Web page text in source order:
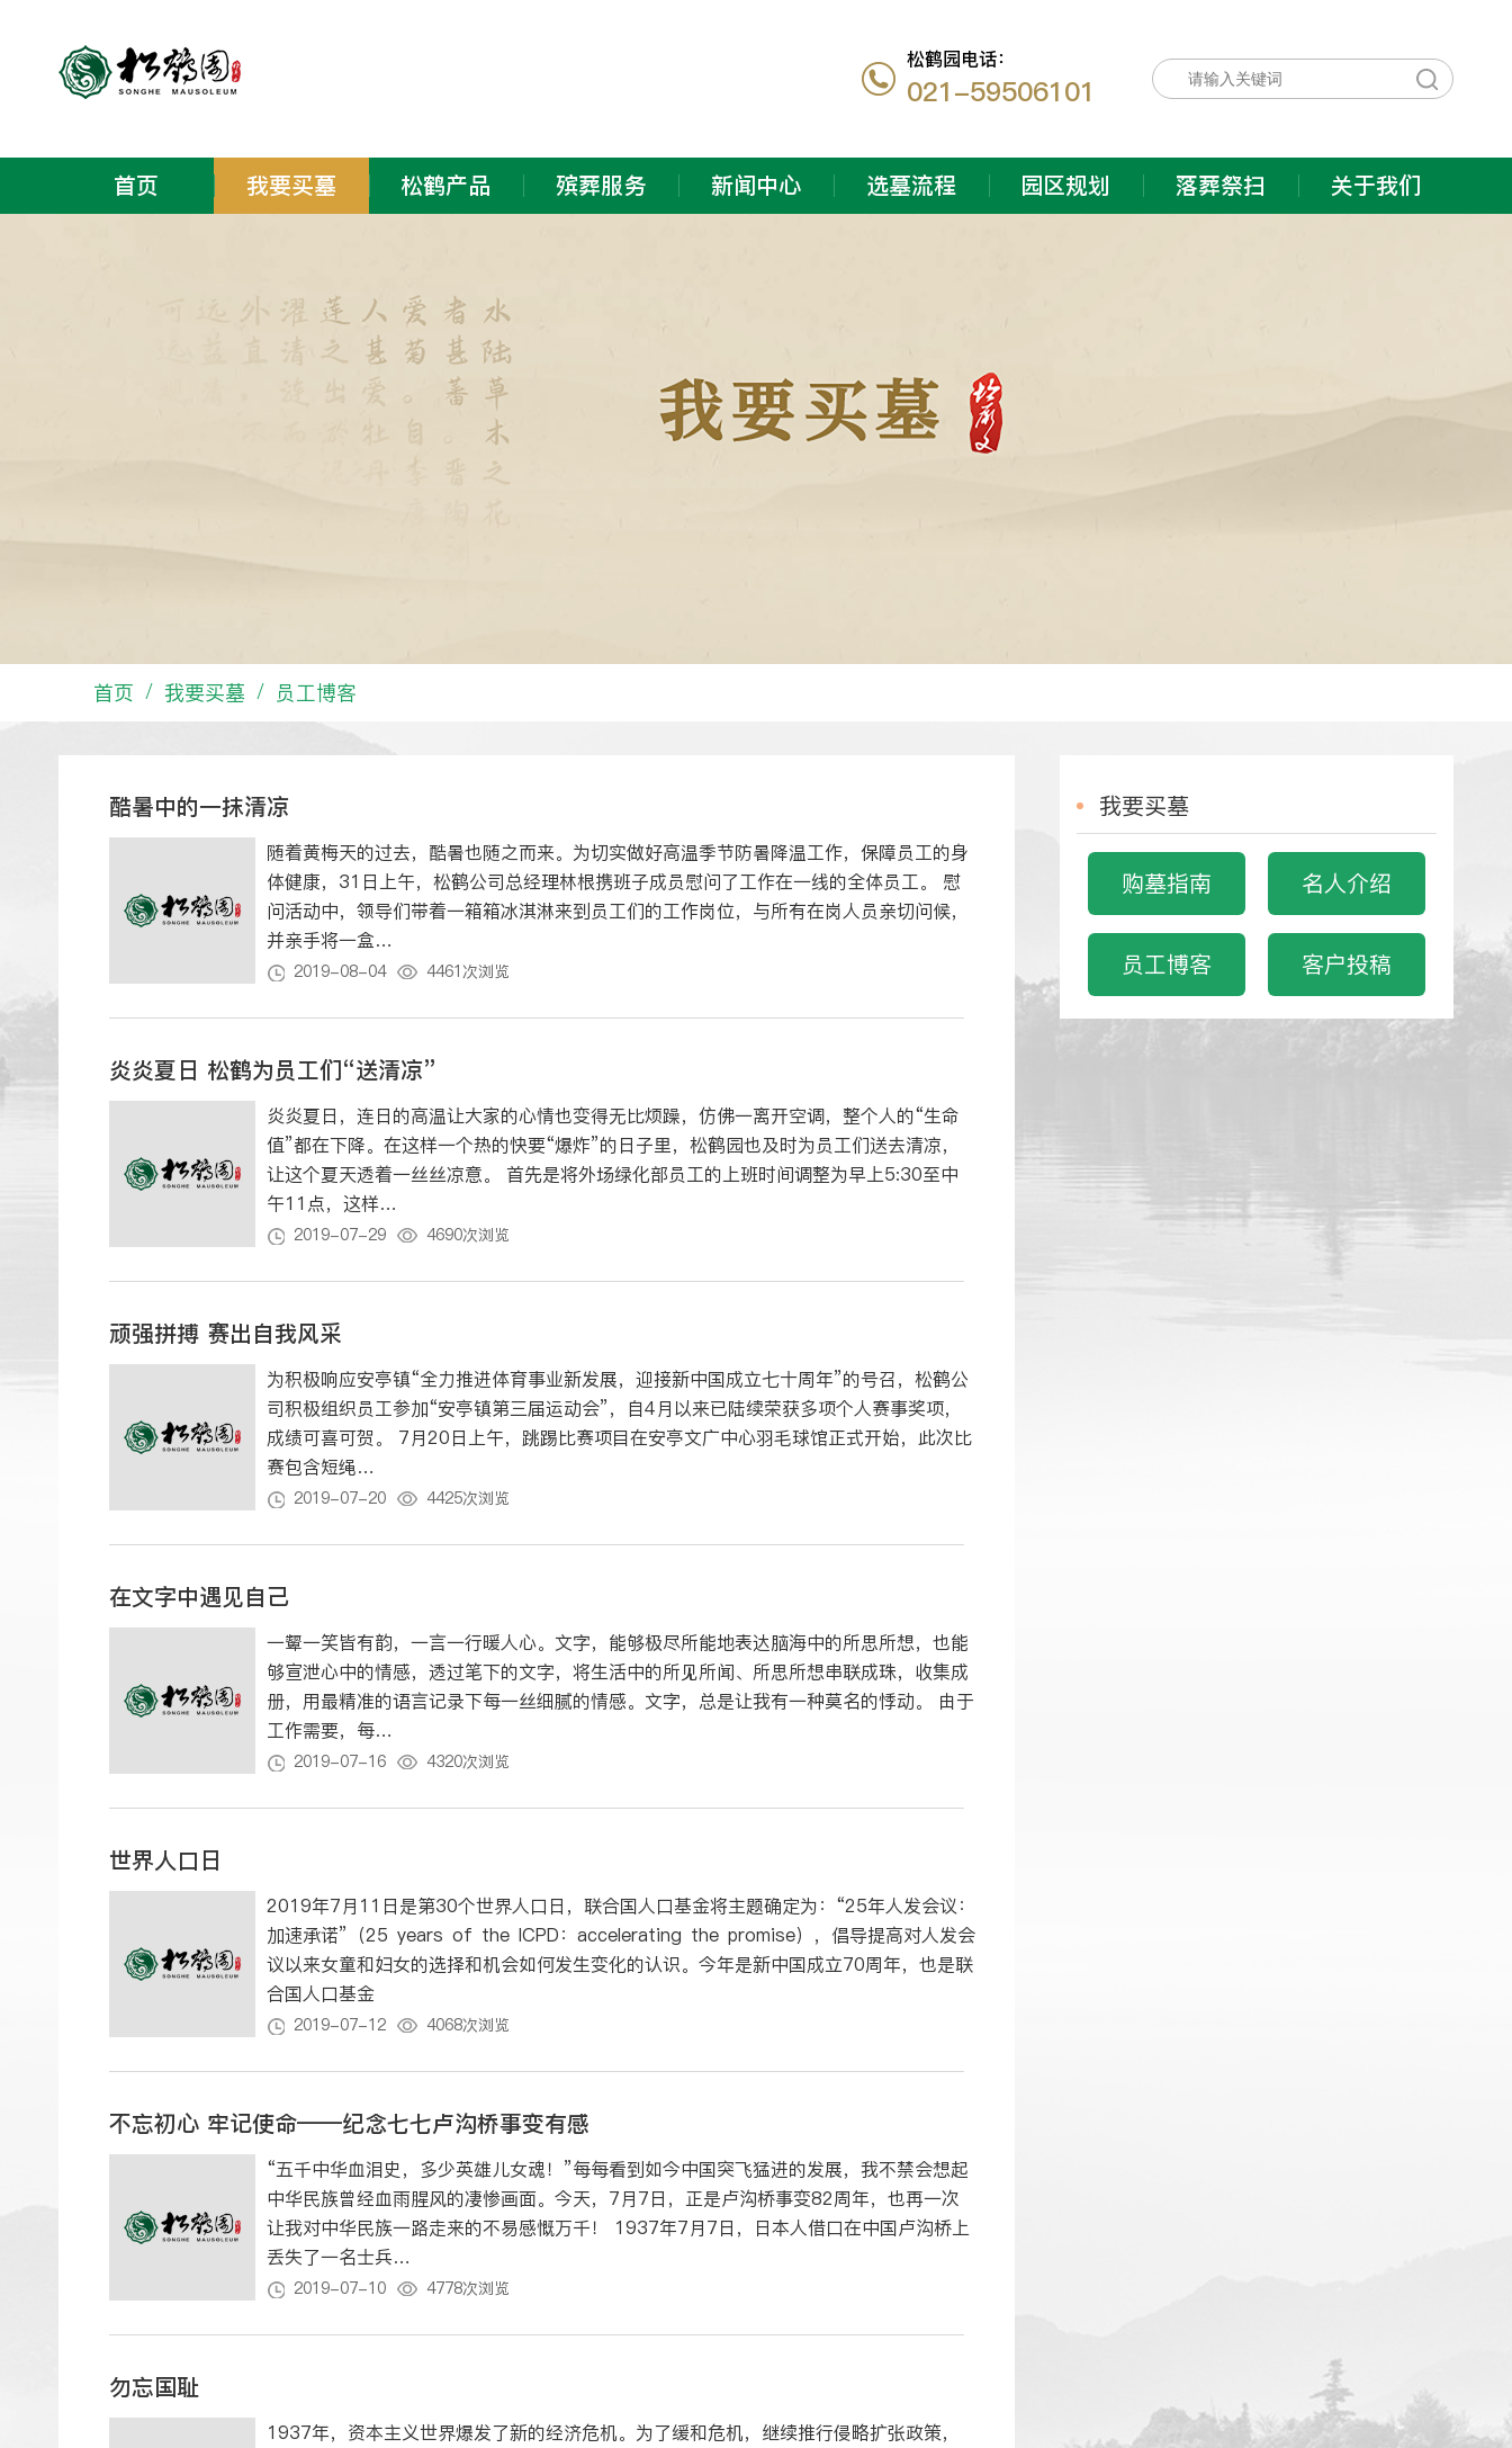
松鹤园电话：
021-59506101
首页 我要买墓 松鹤产品 殡葬服务 新闻中心 选墓流程 园区规划 落葬祭扫 关于我们
首页 / 我要买墓 / 员工博客
酷暑中的一抹清凉
随着黄梅天的过去，酷暑也随之而来。为切实做好高温季节防暑降温工作，保障员工的身
体健康，31日上午，松鹤公司总经理林根携班子成员慰问了工作在一线的全体员工。 慰
问活动中，领导们带着一箱箱冰淇淋来到员工们的工作岗位，与所有在岗人员亲切问候，
并亲手将一盒…
2019-08-04 4461次浏览
炎炎夏日 松鹤为员工们“送清凉”
炎炎夏日，连日的高温让大家的心情也变得无比烦躁，仿佛一离开空调，整个人的“生命
值”都在下降。在这样一个热的快要“爆炸”的日子里，松鹤园也及时为员工们送去清凉，
让这个夏天透着一丝丝凉意。 首先是将外场绿化部员工的上班时间调整为早上5:30至中
午11点，这样…
2019-07-29 4690次浏览
顽强拼搏 赛出自我风采
为积极响应安亭镇“全力推进体育事业新发展，迎接新中国成立七十周年”的号召，松鹤公
司积极组织员工参加“安亭镇第三届运动会”，自4月以来已陆续荣获多项个人赛事奖项，
成绩可喜可贺。 7月20日上午，跳踢比赛项目在安亭文广中心羽毛球馆正式开始，此次比
赛包含短绳…
2019-07-20 4425次浏览
在文字中遇见自己
一颦一笑皆有韵，一言一行暖人心。文字，能够极尽所能地表达脑海中的所思所想，也能
够宣泄心中的情感，透过笔下的文字，将生活中的所见所闻、所思所想串联成珠，收集成
册，用最精准的语言记录下每一丝细腻的情感。文字，总是让我有一种莫名的悸动。 由于
工作需要，每…
2019-07-16 4320次浏览
世界人口日
2019年7月11日是第30个世界人口日，联合国人口基金将主题确定为：“25年人发会议：
加速承诺”（25 years of the ICPD：accelerating the promise），倡导提高对人发会
议以来女童和妇女的选择和机会如何发生变化的认识。今年是新中国成立70周年，也是联
合国人口基金
2019-07-12 4068次浏览
不忘初心 牢记使命——纪念七七卢沟桥事变有感
“五千中华血泪史，多少英雄儿女魂！”每每看到如今中国突飞猛进的发展，我不禁会想起
中华民族曾经血雨腥风的凄惨画面。今天，7月7日，正是卢沟桥事变82周年，也再一次
让我对中华民族一路走来的不易感慨万千！ 1937年7月7日，日本人借口在中国卢沟桥上
丢失了一名士兵…
2019-07-10 4778次浏览
勿忘国耻
1937年，资本主义世界爆发了新的经济危机。为了缓和危机，继续推行侵略扩张政策，
我要买墓
购墓指南 名人介绍
员工博客 客户投稿